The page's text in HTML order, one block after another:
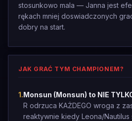
stosunkowo mala — Janna jest
rękach mniej doswiadczonych
dobry na start.
JAK GRAĆ TYM CHAMPIONEM?
1.Monsun (Monsun) to NIE
R odrzuca KAŻDEGO wroga z
reaktywnie kiedy Leona/